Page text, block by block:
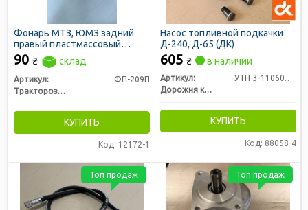
Фонарь МТЗ, ЮМЗ задний
правый пластмассовый
корпус, 160x87x98 (Руслан-
Комплект)
90 ₴ склад
Артикул:
ФП-209П
Тракторозапчасть г. Ромны
КУПИТЬ
Код: 12172-1
Насос топливной подкачки
Д-240, Д-65 (ДК)
605 ₴ в наличии
Артикул:
УТН-3-1106010-А4
Дорожня карта
КУПИТЬ
Код: 88058-4
Топ продаж Топ продаж